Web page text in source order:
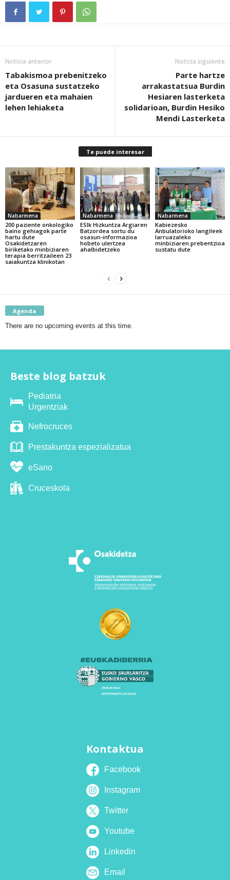
Noticia anterior
Tabakismoa prebenitzeko
eta Osasuna sustatzeko
jardueren eta mahaien
lehen lehiaketa
Noticia siguiente
Parte hartze
arrakastatsua Burdin
Hesiaren lasterketa
solidarioan, Burdin Hesiko
Mendi Lasterketa
Te puede interesar
Nabarmena
200 paziente onkologiko
baino gehiagok parte
hartu dute
Osakidetzaren
biriketako minbiziaren
terapia berritzaileen 23
saiakuntza klinikotan
Nabarmena
ESIk Hizkuntza Argiaren
Batzordea sortu du
osasun-informazioa
hobeto ulertzea
ahalbidetzeko
Nabarmena
Kabiezesko
Anbulatorioko langileek
larruazaleko
minbiziaren prebentzioa
sustatu dute
Agenda
There are no upcoming events at this time.
Beste blog batzuk
Pediatria
Urgentziak
Nefrocruces
Prestakuntza espezializatua
eSano
Cruceskola
Kontaktua
Facebook
Instagram
Twitter
Youtube
Linkedin
Email